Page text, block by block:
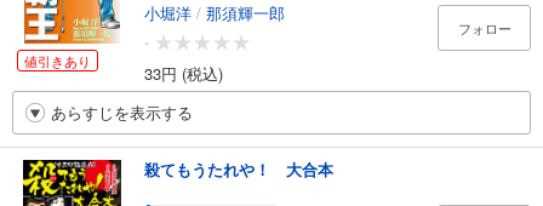
値引きあり
小堀洋 / 那須輝一郎
-
33円 (税込)
フォロー
あらすじを表示する
殺てもうたれや！ 大合本